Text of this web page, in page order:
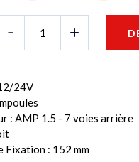
24V
: AMP 1.5 - 7 voies arrière
Fixation : 152 mm